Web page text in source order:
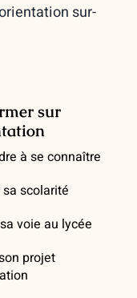
sur-
sur
à se connaître
sa scolarité
voie au lycée
projet